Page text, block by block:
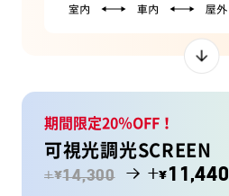
期間限定20％OFF！
可視光調光SCREEN
+¥14,300 → +¥11,440